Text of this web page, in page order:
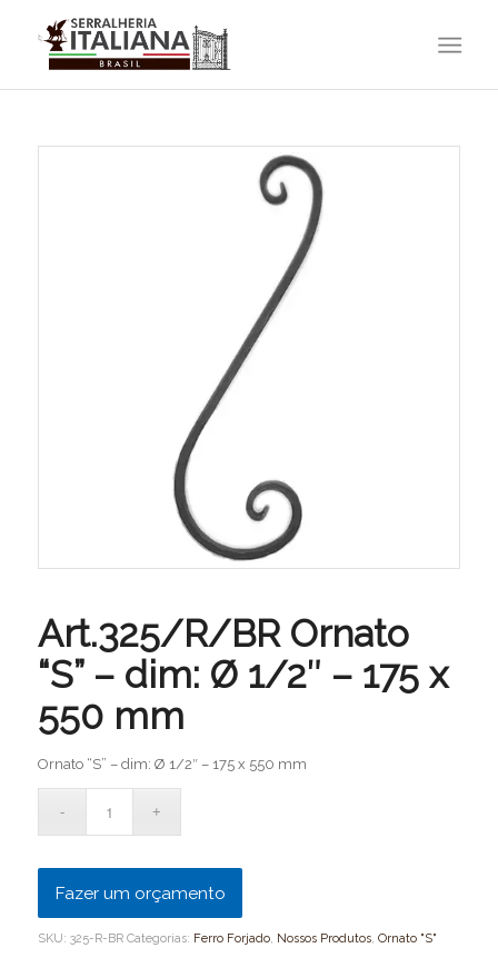
Art.325/R/BR Ornato
“S” – dim: Ø 1/2″ – 175 x
550 mm
Ornato “S” – dim: Ø 1/2″ – 175 x 550 mm
Fazer um orçamento
SKU: 325-R-BR Categorias: Ferro Forjado, Nossos Produtos, Ornato "S"